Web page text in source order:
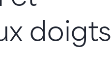
doigts